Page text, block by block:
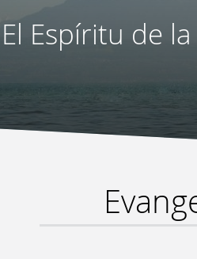
El Espíritu de